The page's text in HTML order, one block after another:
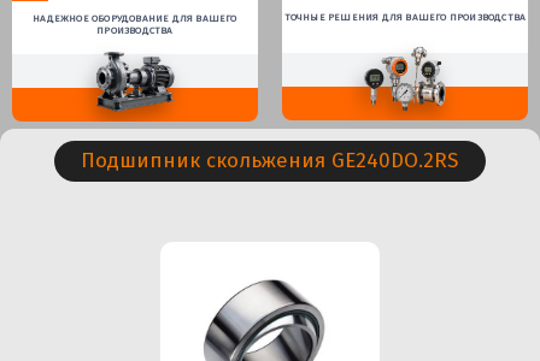
НАДЕЖНОЕ ОБОРУДОВАНИЕ ДЛЯ ВАШЕГО
ПРОИЗВОДСТВА
ТОЧНЫЕ РЕШЕНИЯ ДЛЯ ВАШЕГО ПРОИЗВОДСТВА
Подшипник скольжения GE240DO.2RS